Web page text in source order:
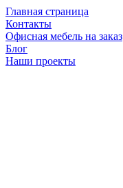
Главная страница
Контакты
Офисная мебель на заказ
Блог
Наши проекты